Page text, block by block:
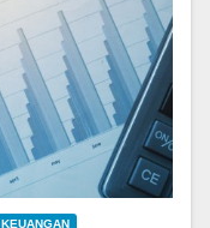
KEUANGAN